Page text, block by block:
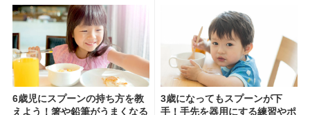
6歳児にスプーンの持ち方を教
えよう！箸や鉛筆がうまくなる
3歳になってもスプーンが下
手！手先を器用にする練習やポ